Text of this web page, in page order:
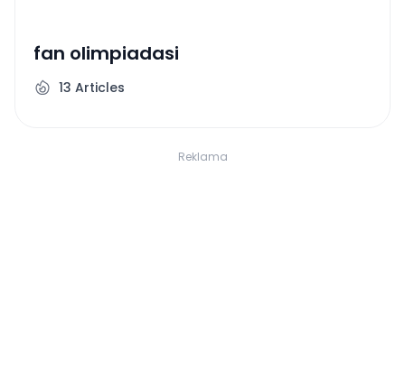
fan olimpiadasi
13 Articles
Reklama